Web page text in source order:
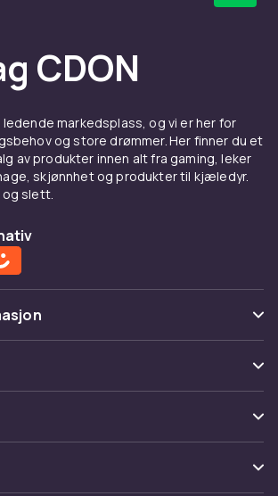
ekstra støtte.
og komfort
godt. Mikrofiber gir usynlig look.
skjønnhet. Bambus er
Sømløse minimerer linjer.
for sammenhengende look.
og
ogdameklær. Trygt
CDON
ledende markedsplass, og vi er her for
og store drømmer. Her finner du et
av produkter innen alt fra gaming, leker
skjønnhet og produkter til kjæledyr.
slett.
her